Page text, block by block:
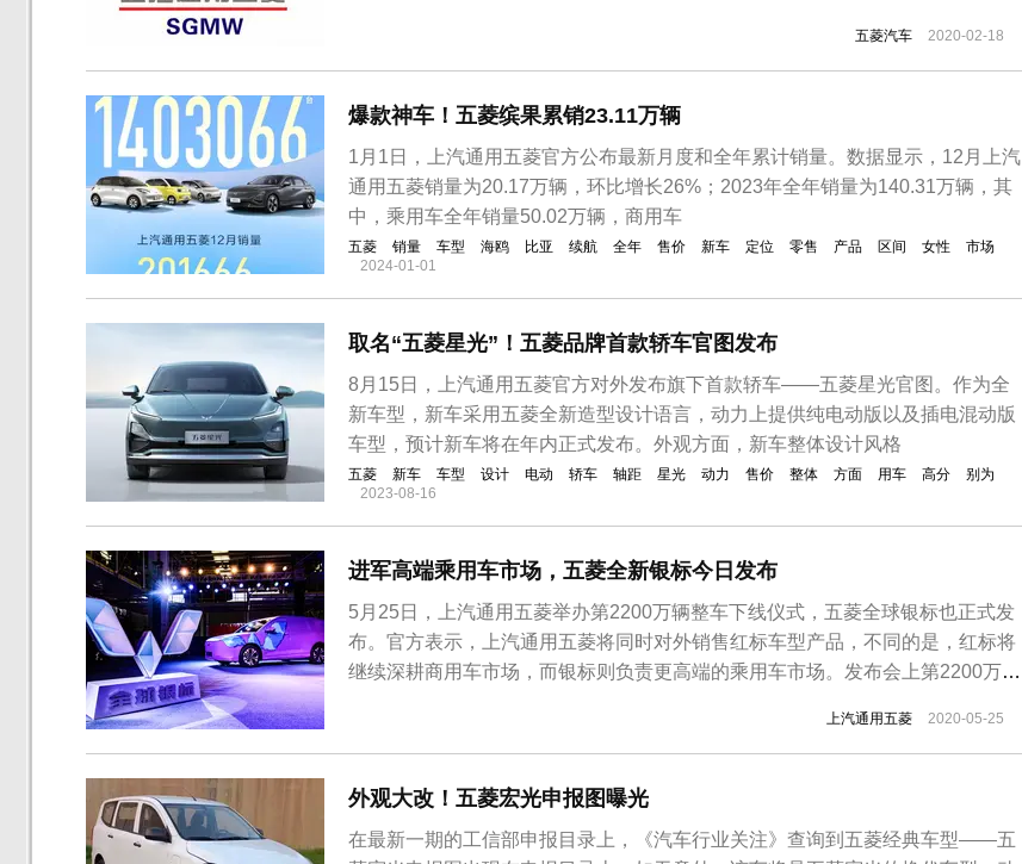
他工业服务部门的收入同比大幅减少。据资料显示，2002年，五菱汽车与上汽集
团、美国通用汽车和...
五菱汽车 2020-02-18
爆款神车！五菱缤果累销23.11万辆​
1月1日，上汽通用五菱官方公布最新月度和全年累计销量。数据显示，12月上汽
通用五菱销量为20.17万辆，环比增长26%；2023年全年销量为140.31万辆，其
中，乘用车全年销量50.02万辆，商用车
五菱 销量 车型 海鸥 比亚 续航 全年 售价 新车 定位 零售 产品 区间 女性
市场
2024-01-01
取名“五菱星光”！五菱品牌首款轿车官图发布
8月15日，上汽通用五菱官方对外发布旗下首款轿车——五菱星光官图。作为全
新车型，新车采用五菱全新造型设计语言，动力上提供纯电动版以及插电混动版
车型，预计新车将在年内正式发布。外观方面，新车整体设计风格
五菱 新车 车型 设计 电动 轿车 轴距 星光 动力 售价 整体 方面 用车 高分
别为
2023-08-16
进军高端乘用车市场，五菱全新银标今日发布
5月25日，上汽通用五菱举办第2200万辆整车下线仪式，五菱全球银标也正式发
布。官方表示，上汽通用五菱将同时对外销售红标车型产品，不同的是，红标将
继续深耕商用车市场，而银标则负责更高端的乘用车市场。发布会上第2200万辆
款MPV车型，其车内将采用“2+2+2”的三排共6座布局。未来，搭载五菱银标的车
型并不止MPV一款车...
上汽通用五菱 2020-05-25
外观大改！五菱宏光申报图曝光
在最新一期的工信部申报目录上，《汽车行业关注》查询到五菱经典车型——五